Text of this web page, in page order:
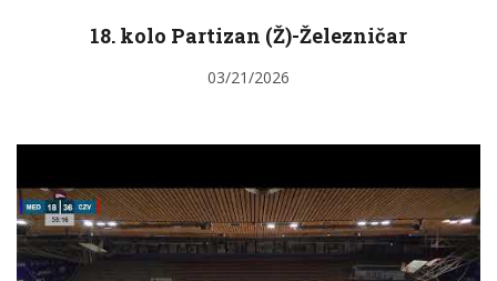
18. kolo Partizan (Ž)-Železničar
03/21/2026